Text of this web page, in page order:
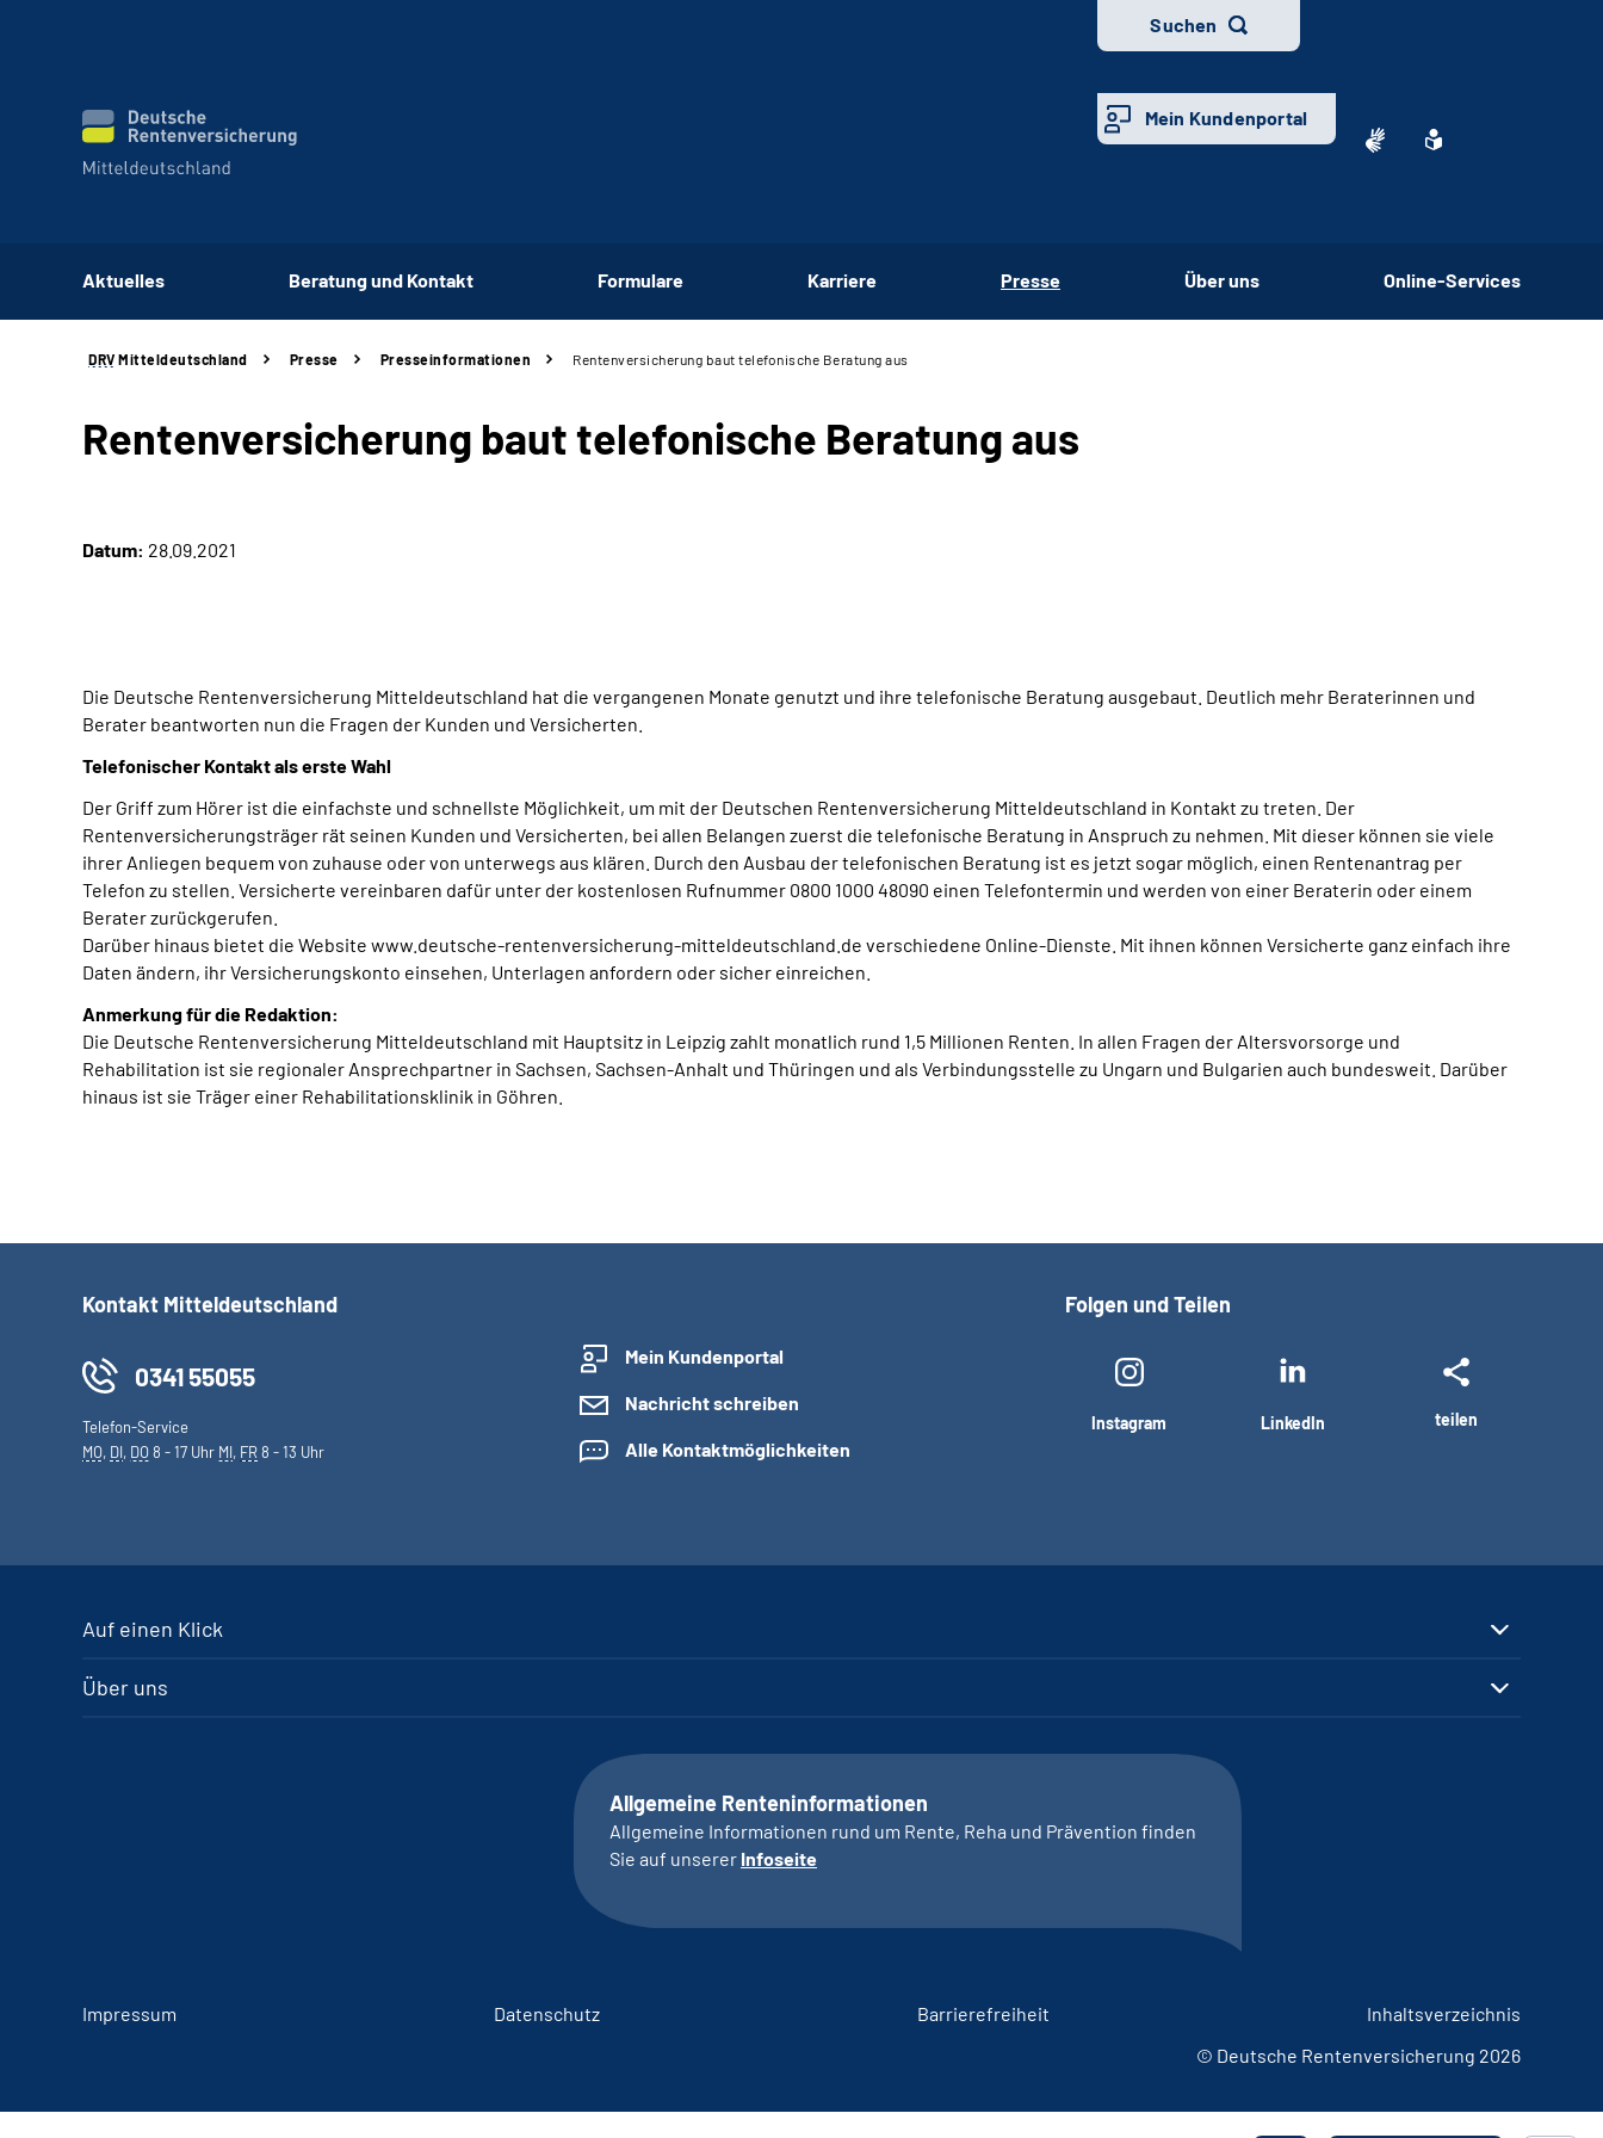
Suchen
Mein Kundenportal
Aktuelles Beratung und Kontakt Formulare Karriere Presse Über uns Online-Services
DRV Mitteldeutschland Presse Presseinformationen Rentenversicherung baut telefonische Beratung aus
Rentenversicherung baut telefonische Beratung aus
Datum: 28.09.2021
Die Deutsche Rentenversicherung Mitteldeutschland hat die vergangenen Monate genutzt und ihre telefonische Beratung ausgebaut. Deutlich mehr Beraterinnen und
Berater beantworten nun die Fragen der Kunden und Versicherten.
Telefonischer Kontakt als erste Wahl
Der Griff zum Hörer ist die einfachste und schnellste Möglichkeit, um mit der Deutschen Rentenversicherung Mitteldeutschland in Kontakt zu treten. Der
Rentenversicherungsträger rät seinen Kunden und Versicherten, bei allen Belangen zuerst die telefonische Beratung in Anspruch zu nehmen. Mit dieser können sie viele
ihrer Anliegen bequem von zuhause oder von unterwegs aus klären. Durch den Ausbau der telefonischen Beratung ist es jetzt sogar möglich, einen Rentenantrag per
Telefon zu stellen. Versicherte vereinbaren dafür unter der kostenlosen Rufnummer 0800 1000 48090 einen Telefontermin und werden von einer Beraterin oder einem
Berater zurückgerufen.
Darüber hinaus bietet die Website www.deutsche-rentenversicherung-mitteldeutschland.de verschiedene Online-Dienste. Mit ihnen können Versicherte ganz einfach ihre
Daten ändern, ihr Versicherungskonto einsehen, Unterlagen anfordern oder sicher einreichen.
Anmerkung für die Redaktion:
Die Deutsche Rentenversicherung Mitteldeutschland mit Hauptsitz in Leipzig zahlt monatlich rund 1,5 Millionen Renten. In allen Fragen der Altersvorsorge und
Rehabilitation ist sie regionaler Ansprechpartner in Sachsen, Sachsen-Anhalt und Thüringen und als Verbindungsstelle zu Ungarn und Bulgarien auch bundesweit. Darüber
hinaus ist sie Träger einer Rehabilitationsklinik in Göhren.
Kontakt Mitteldeutschland
0341 55055
Telefon-Service
MO, DI, DO8 - 17 Uhr MI, FR8 - 13 Uhr
Mein Kundenportal
Nachricht schreiben
Alle Kontaktmöglichkeiten
Folgen und Teilen
Instagram LinkedIn teilen
Auf einen Klick
Über uns
Allgemeine Renteninformationen
Allgemeine Informationen rund um Rente, Reha und Prävention finden
Sie auf unserer Infoseite
Impressum Datenschutz Barrierefreiheit
Inhaltsverzeichnis
© Deutsche Rentenversicherung 2026